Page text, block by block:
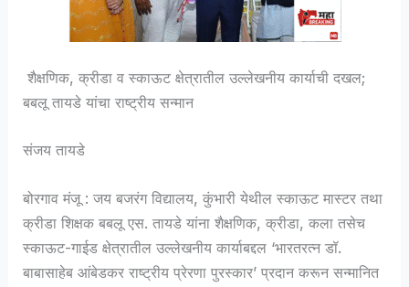
शैक्षणिक, क्रीडा व स्काऊट क्षेत्रातील उल्लेखनीय कार्याची दखल;
बबलू तायडे यांचा राष्ट्रीय सन्मान
संजय तायडे
बोरगाव मंजू : जय बजरंग विद्यालय, कुंभारी येथील स्काऊट मास्टर तथा
क्रीडा शिक्षक बबलू एस. तायडे यांना शैक्षणिक, क्रीडा, कला तसेच
स्काऊट-गाईड क्षेत्रातील उल्लेखनीय कार्याबद्दल ‘भारतरत्न डॉ.
बाबासाहेब आंबेडकर राष्ट्रीय प्रेरणा पुरस्कार’ प्रदान करून सन्मानित